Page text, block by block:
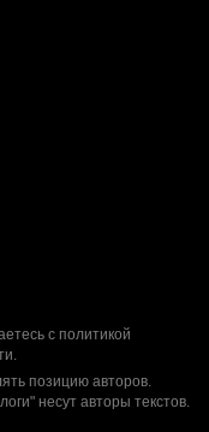
с политикой
.
позицию авторов.
несут авторы текстов.